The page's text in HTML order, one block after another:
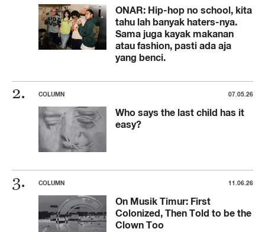
ONAR: Hip-hop no school, kita
tahu lah banyak haters-nya.
Sama juga kayak makanan
atau fashion, pasti ada aja
yang benci.
COLUMN 07.05.26
Who says the last child has it
easy?
COLUMN 11.06.26
On Musik Timur: First
Colonized, Then Told to be the
Clown Too